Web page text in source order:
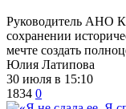
Руководитель АНО
сохранении
мечте создать
Юлия Латипова
30 июля в 15:10
1834 0